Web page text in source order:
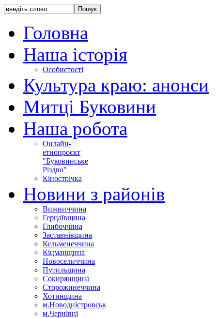
Головна
Наша історія
Особистості
Культура краю: анонси
Митці Буковини
Наша робота
Онлайн-
етнопроєкт
"Буковинське
Різдво"
Кінострічка
Новини з районів
Вижниччина
Герцаївщина
Глибоччина
Заставнівщина
Кельменеччина
Кіцманщина
Новоселиччина
Путильщина
Сокирянщина
Сторожинеччина
Хотинщина
м.Новодністровськ
м.Чернівці